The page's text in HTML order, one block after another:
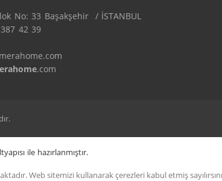
No: 33 Başakşehir  / İSTANBUL
42 39
.com
ile hazırlanmıştır.
Web sitemizi kullanarak çerezleri kabul etmiş